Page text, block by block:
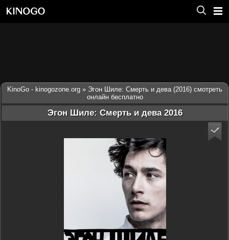
KinoGo - kinogozone.org » Эгон Шиле: Смерть и дева (2016) смотреть
онлайн бесплатно
Эгон Шиле: Смерть и дева 2016